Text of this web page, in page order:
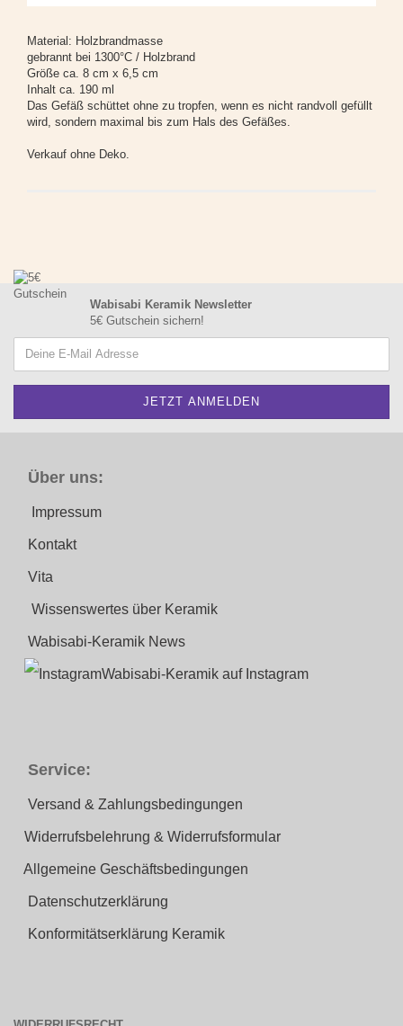
Material: Holzbrandmasse
gebrannt bei 1300°C / Holzbrand
Größe ca. 8 cm x 6,5 cm
Inhalt ca. 190 ml
Das Gefäß schüttet ohne zu tropfen, wenn es nicht randvoll gefüllt
wird, sondern maximal bis zum Hals des Gefäßes.
Verkauf ohne Deko.
Wabisabi Keramik Newsletter
5€ Gutschein sichern!
Über uns:
Impressum
Kontakt
Vita
Wissenswertes über Keramik
Wabisabi-Keramik News
Wabisabi-Keramik auf Instagram
Service:
Versand & Zahlungsbedingungen
Widerrufsbelehrung & Widerrufsformular
Allgemeine Geschäftsbedingungen
Datenschutzerklärung
Konformitätserklärung Keramik